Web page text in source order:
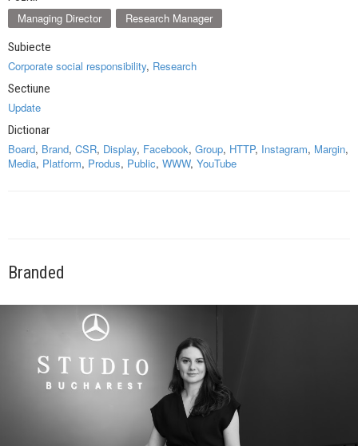
Managing Director Research Manager
Subiecte
Corporate social responsibility, Research
Sectiune
Update
Dictionar
Board, Brand, CSR, Display, Facebook, Group, HTTP, Instagram, Margin,
Media, Platform, Produs, Public, WWW, YouTube
Branded